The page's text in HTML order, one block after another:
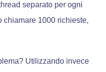
separato per ogni
chiamare 1000 richieste,
Utilizzando invece